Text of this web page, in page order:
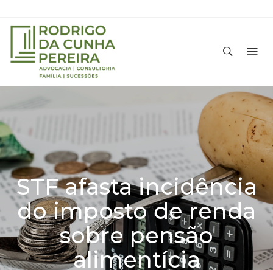
STF afasta incidência
do imposto de renda
sobre pensão
alimentícia